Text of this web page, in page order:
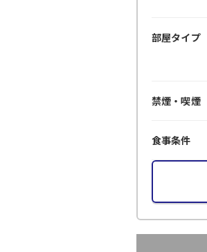
部屋タイプ
禁煙・喫煙
食事条件